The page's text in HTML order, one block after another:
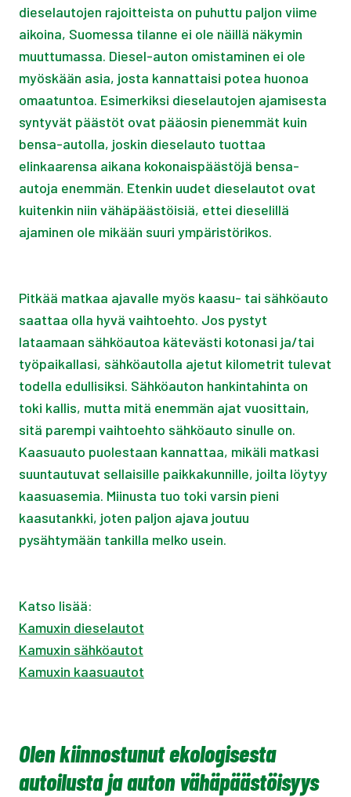
dieselautojen rajoitteista on puhuttu paljon viime
aikoina, Suomessa tilanne ei ole näillä näkymin
muuttumassa. Diesel-auton omistaminen ei ole
myöskään asia, josta kannattaisi potea huonoa
omaatuntoa. Esimerkiksi dieselautojen ajamisesta
syntyvät päästöt ovat pääosin pienemmät kuin
bensa-autolla, joskin dieselauto tuottaa
elinkaarensa aikana kokonaispäästöjä bensa-
autoja enemmän. Etenkin uudet dieselautot ovat
kuitenkin niin vähäpäästöisiä, ettei dieselillä
ajaminen ole mikään suuri ympäristörikos.
Pitkää matkaa ajavalle myös kaasu- tai sähköauto
saattaa olla hyvä vaihtoehto. Jos pystyt
lataamaan sähköautoa kätevästi kotonasi ja/tai
työpaikallasi, sähköautolla ajetut kilometrit tulevat
todella edullisiksi. Sähköauton hankintahinta on
toki kallis, mutta mitä enemmän ajat vuosittain,
sitä parempi vaihtoehto sähköauto sinulle on.
Kaasuauto puolestaan kannattaa, mikäli matkasi
suuntautuvat sellaisille paikkakunnille, joilta löytyy
kaasuasemia. Miinusta tuo toki varsin pieni
kaasutankki, joten paljon ajava joutuu
pysähtymään tankilla melko usein.
Katso lisää:
Kamuxin dieselautot
Kamuxin sähköautot
Kamuxin kaasuautot
Olen kiinnostunut ekologisesta
autoilusta ja auton vähäpäästöisyys